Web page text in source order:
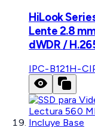
HiLook
Lente 2.8
dWDR /
IPC-B121H-C